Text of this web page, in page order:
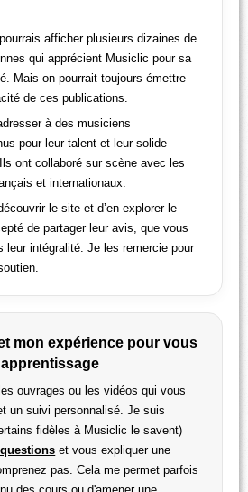
afficher plusieurs dizaines de
qui apprécient Musiclic pour sa
Mais on pourrait toujours émettre
de ces publications.
à des musiciens
pour leur talent et leur solide
ont collaboré sur scène avec les
et internationaux.
le site et d’en explorer le
de partager leur avis, que vous
leur intégralité. Je les remercie pour
mon expérience pour vous
ouvrages ou les vidéos qui vous
un suivi personnalisé. Je suis
fidèles à Musiclic le savent)
et vous expliquer une
pas. Cela me permet parfois